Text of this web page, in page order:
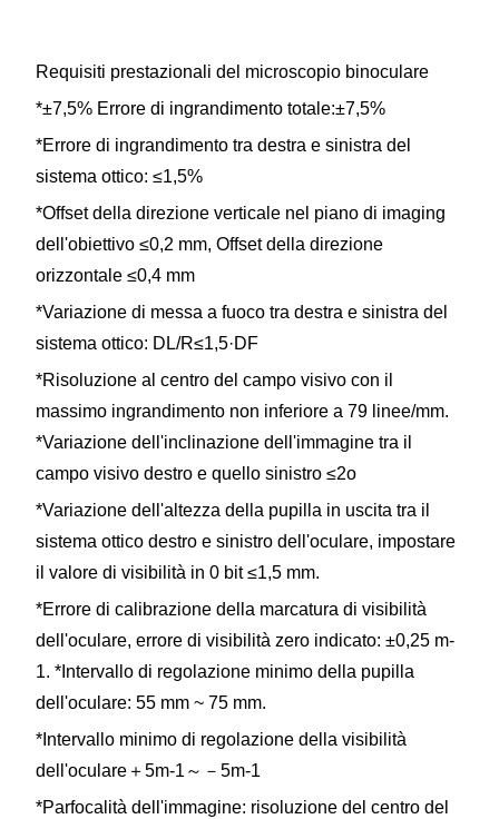
Requisiti prestazionali del microscopio binoculare
*±7,5% Errore di ingrandimento totale:±7,5%
*Errore di ingrandimento tra destra e sinistra del
sistema ottico: ≤1,5%
*Offset della direzione verticale nel piano di imaging
dell'obiettivo ≤0,2 mm, Offset della direzione
orizzontale ≤0,4 mm
*Variazione di messa a fuoco tra destra e sinistra del
sistema ottico: DL/R≤1,5·DF
*Risoluzione al centro del campo visivo con il
massimo ingrandimento non inferiore a 79 linee/mm.
*Variazione dell'inclinazione dell'immagine tra il
campo visivo destro e quello sinistro ≤2o
*Variazione dell'altezza della pupilla in uscita tra il
sistema ottico destro e sinistro dell'oculare, impostare
il valore di visibilità in 0 bit ≤1,5 mm.
*Errore di calibrazione della marcatura di visibilità
dell'oculare, errore di visibilità zero indicato: ±0,25 m-
1. *Intervallo di regolazione minimo della pupilla
dell'oculare: 55 mm ~ 75 mm.
*Intervallo minimo di regolazione della visibilità
dell'oculare＋5m-1～－5m-1
*Parfocalità dell'immagine: risoluzione del centro del